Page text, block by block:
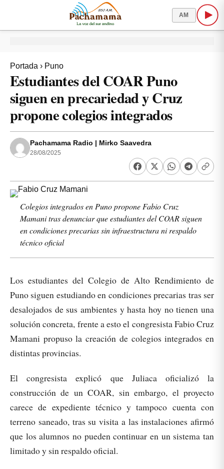
AM
Portada › Puno
Estudiantes del COAR Puno
siguen en precariedad y Cruz
propone colegios integrados
Pachamama Radio | Mirko Saavedra
28/08/2025
Colegios integrados en Puno propone Fabio Cruz
Mamani tras denunciar que estudiantes del COAR siguen
en condiciones precarias sin infraestructura ni respaldo
técnico oficial
Los estudiantes del Colegio de Alto Rendimiento de
Puno siguen estudiando en condiciones precarias tras ser
desalojados de sus ambientes y hasta hoy no tienen una
solución concreta, frente a esto el congresista Fabio Cruz
Mamani propuso la creación de colegios integrados en
distintas provincias.
El congresista explicó que Juliaca oficializó la
construcción de un COAR, sin embargo, el proyecto
carece de expediente técnico y tampoco cuenta con
terreno saneado, tras su visita a las instalaciones afirmó
que los alumnos no pueden continuar en un sistema tan
limitado y sin respaldo oficial.